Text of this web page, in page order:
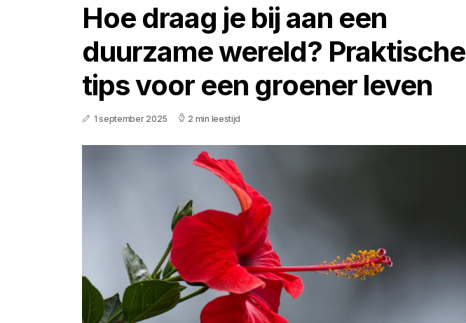
Hoe draag je bij aan een
duurzame wereld? Praktische
tips voor een groener leven
1 september 2025 2 min leestijd